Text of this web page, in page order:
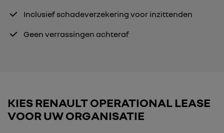
Inclusief schadeverzekering voor inzittenden
Geen verrassingen achteraf
KIES RENAULT OPERATIONAL LEASE
VOOR UW ORGANISATIE